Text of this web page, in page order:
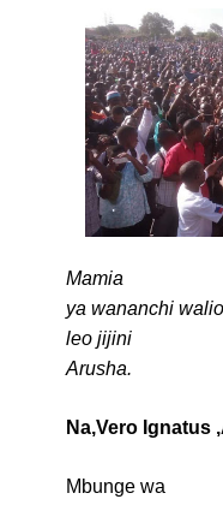
Mamia
ya wananchi
leo jijini
Arusha.
Na,Vero Ignatus
Mbunge wa